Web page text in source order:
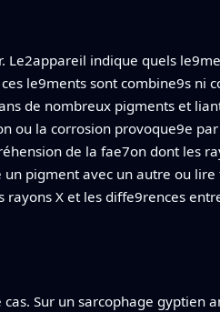
Le2appareil indique quels
le9ments sont combine9s ni
de nombreux pigments et
ou la corrosion provoque9e
de la fae7on dont les
pigment avec un autre ou
X et les diffe9rences
Sur un sarcophage gyptien